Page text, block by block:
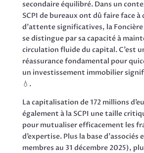
secondaire équilibré. Dans un
SCPI de bureaux ont dû faire face à
d’attente significatives, la
se distingue par sa capacité à
circulation fluide du capital. C’est
réassurance fondamental pour
un investissement immobilier
💧.
La capitalisation de 172 millions
également à la SCPI une taille
pour mutualiser efficacement les
d’expertise. Plus la base d’associés
membres au 31 décembre 2025),